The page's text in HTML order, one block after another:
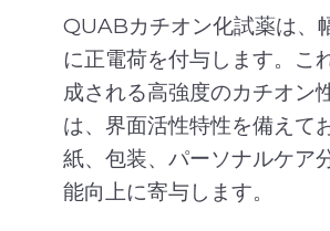
QUABカチオン化試薬は、
に正電荷を付与します。こ
成される高強度のカチオン
は、界面活性特性を備えて
紙、包装、パーソナルケア
能向上に寄与します。